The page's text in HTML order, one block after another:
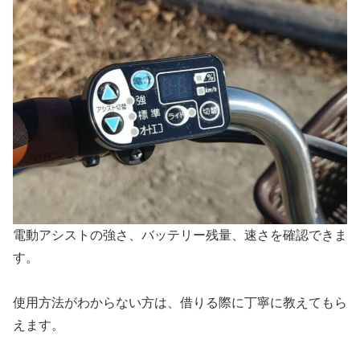
電動アシストの強さ、バッテリー残量、速さを確認できま
す。
使用方法がわからない方は、借りる際に丁寧に教えてもら
えます。